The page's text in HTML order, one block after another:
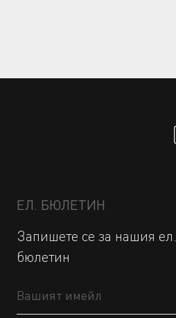
ЕЛ. БЮЛЕТИН
Запишете се за нашия ел.
бюлетин